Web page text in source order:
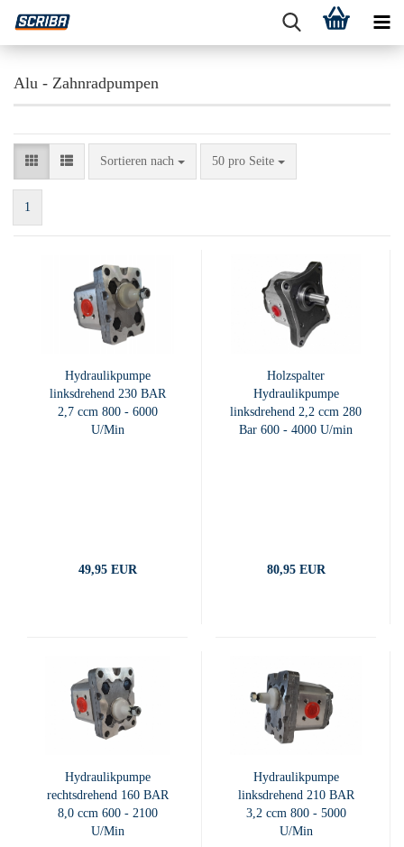
Alu - Zahnradpumpen
Sortieren nach
Sortieren nach 50 pro Seite
pro Seite
1
Hydraulikpumpe
linksdrehend 230 BAR
2,7 ccm 800 - 6000
U/Min
49,95 EUR
Holzspalter
Hydraulikpumpe
linksdrehend 2,2 ccm 280
Bar 600 - 4000 U/min
80,95 EUR
Hydraulikpumpe
rechtsdrehend 160 BAR
8,0 ccm 600 - 2100
U/Min
Hydraulikpumpe
linksdrehend 210 BAR
3,2 ccm 800 - 5000
U/Min